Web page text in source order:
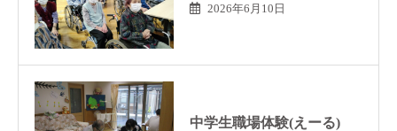
2026年6月10日
中学生職場体験(えーる)